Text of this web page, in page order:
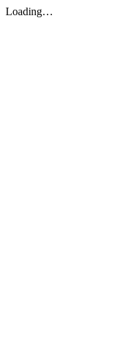
Loading…